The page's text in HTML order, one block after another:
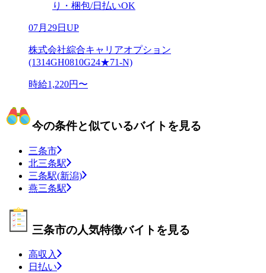
り・梱包/日払いOK
07月29日UP
株式会社綜合キャリアオプション
(1314GH0810G24★71-N)
時給1,220円〜
今の条件と似ているバイトを見る
三条市
北三条駅
三条駅(新潟)
燕三条駅
三条市の人気特徴バイトを見る
高収入
日払い